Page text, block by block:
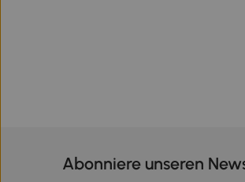
Abonniere unseren